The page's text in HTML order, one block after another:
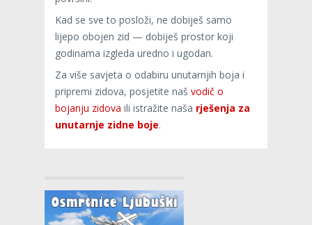
Kad se sve to posloži, ne dobiješ samo
lijepo obojen zid — dobiješ prostor koji
godinama izgleda uredno i ugodan.
Za više savjeta o odabiru unutarnjih boja i
pripremi zidova, posjetite naš vodič o
bojanju zidova ili istražite naša rješenja za
unutarnje zidne boje.